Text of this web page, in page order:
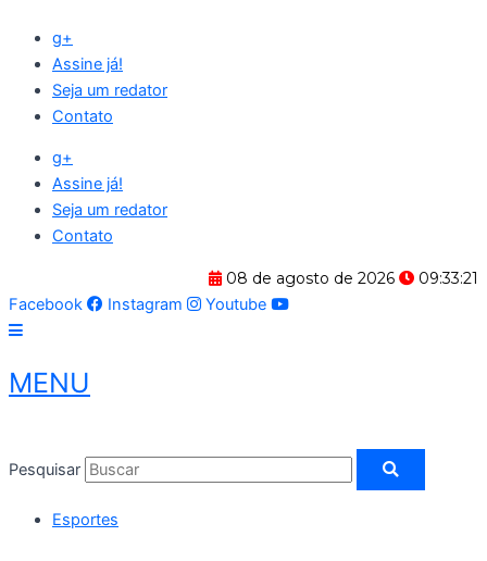
para
conteúdo
g+
Assine já!
Seja um redator
Contato
g+
Assine já!
Seja um redator
Contato
08 de agosto de 2026
09:33:22
Facebook
Instagram Youtube
MENU
Pesquisar
Esportes